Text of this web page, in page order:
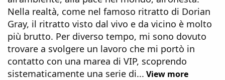
Nella realtà, come nel famoso ritratto di Dorian
Gray, il ritratto visto dal vivo e da vicino è molto
più brutto. Per diverso tempo, mi sono dovuto
trovare a svolgere un lavoro che mi portò in
contatto con una marea di VIP, scoprendo
sistematicamente una serie di... View more